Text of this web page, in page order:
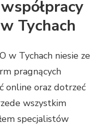
Tychach
w Tychach niesie ze
pragnących
online oraz dotrzeć
wszystkim
specjalistów